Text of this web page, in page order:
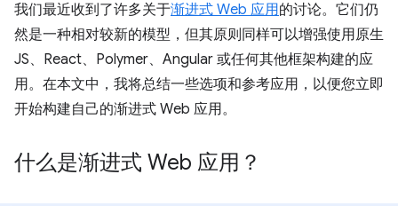
我们最近收到了许多关于渐进式 Web 应用的讨论。它们仍
然是一种相对较新的模型，但其原则同样可以增强使用原生
JS、React、Polymer、Angular 或任何其他框架构建的应
用。在本文中，我将总结一些选项和参考应用，以便您立即
开始构建自己的渐进式 Web 应用。
什么是渐进式 Web 应用？